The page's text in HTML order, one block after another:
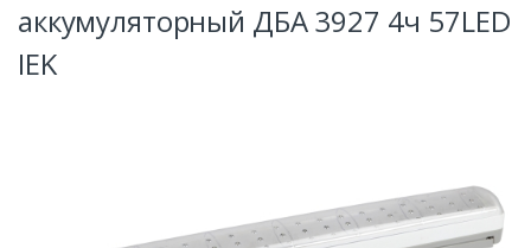
аккумуляторный ДБА 3927 4ч 57LED
IEK